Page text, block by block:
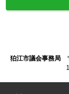
狛江市議会事務局〒